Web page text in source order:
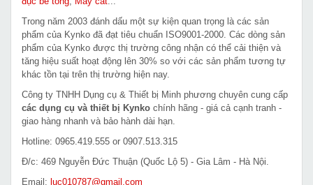
Trong năm 2003 đánh dấu một sự kiện quan trọng là các sản
phẩm của Kynko đã đạt tiêu chuẩn ISO9001-2000. Các dòng sản
phẩm của Kynko được thị trường công nhận có thể cải thiện và
tăng hiệu suất hoạt động lên 30% so với các sản phẩm tương tự
khác tồn tại trên thị trường hiện nay.
Công ty TNHH Dụng cụ & Thiết bị Minh phương chuyên cung cấp
các dụng cụ và thiết bị Kynko chính hãng - giá cả cạnh tranh -
giao hàng nhanh và bảo hành dài hạn.
Hotline: 0965.419.555 or 0907.513.315
Đ/c: 469 Nguyễn Đức Thuận (Quốc Lộ 5) - Gia Lâm - Hà Nội.
Email: luc010787@gmail.com